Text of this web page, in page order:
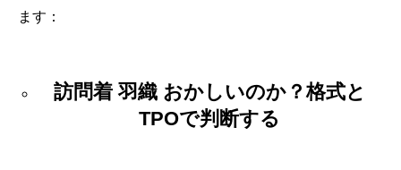
ます：
訪問着 羽織 おかしいのか？格式と
TPOで判断する